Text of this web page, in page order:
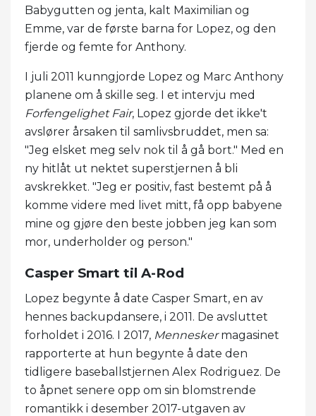
Babygutten og jenta, kalt Maximilian og
Emme, var de første barna for Lopez, og den
fjerde og femte for Anthony.
I juli 2011 kunngjorde Lopez og Marc Anthony
planene om å skille seg. I et intervju med
Forfengelighet Fair, Lopez gjorde det ikke't
avslører årsaken til samlivsbruddet, men sa:
"Jeg elsket meg selv nok til å gå bort." Med en
ny hitlåt ut nektet superstjernen å bli
avskrekket. "Jeg er positiv, fast bestemt på å
komme videre med livet mitt, få opp babyene
mine og gjøre den beste jobben jeg kan som
mor, underholder og person."
Casper Smart til A-Rod
Lopez begynte å date Casper Smart, en av
hennes backupdansere, i 2011. De avsluttet
forholdet i 2016. I 2017, Menneskermagasinet
rapporterte at hun begynte å date den
tidligere baseballstjernen Alex Rodriguez. De
to åpnet senere opp om sin blomstrende
romantikk i desember 2017-utgaven av